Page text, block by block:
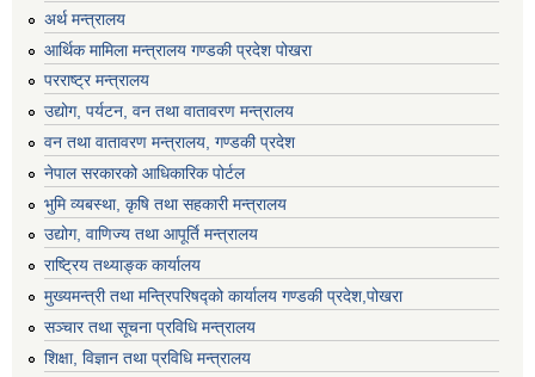
अर्थ मन्त्रालय
आर्थिक मामिला मन्त्रालय गण्डकी प्रदेश पोखरा
परराष्ट्र मन्त्रालय
उद्योग, पर्यटन, वन तथा वातावरण मन्त्रालय
वन तथा वातावरण मन्त्रालय, गण्डकी प्रदेश
नेपाल सरकारको आधिकारिक पोर्टल
भुमि व्यबस्था, कृषि तथा सहकारी मन्त्रालय
उद्योग, वाणिज्य तथा आपूर्ति मन्त्रालय
राष्ट्रिय तथ्याङ्क कार्यालय
मुख्यमन्त्री तथा मन्त्रिपरिषद्को कार्यालय गण्डकी प्रदेश,पोखरा
सञ्‍चार तथा सूचना प्रविधि मन्त्रालय
शिक्षा, विज्ञान तथा प्रविधि मन्त्रालय